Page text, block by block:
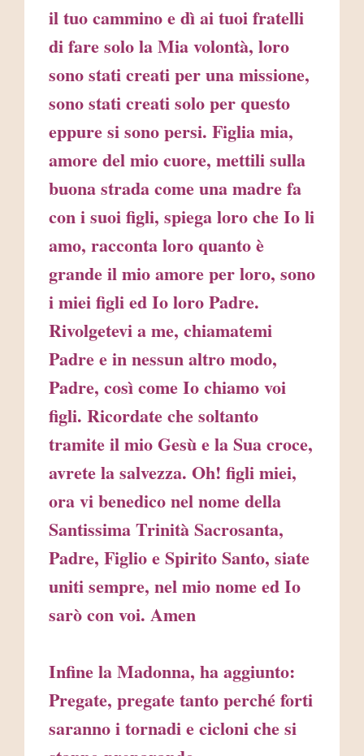
il tuo cammino e dì ai tuoi fratelli
di fare solo la Mia volontà, loro
sono stati creati per una missione,
sono stati creati solo per questo
eppure si sono persi. Figlia mia,
amore del mio cuore, mettili sulla
buona strada come una madre fa
con i suoi figli, spiega loro che Io li
amo, racconta loro quanto è
grande il mio amore per loro, sono
i miei figli ed Io loro Padre.
Rivolgetevi a me, chiamatemi
Padre e ​in​ nessun altro modo,
Padre, così come Io chiamo voi
figli. Ricordate che soltanto
tramite il mio Gesù e la Sua croce,
avrete la salvezza. Oh! figli miei,
ora vi benedico nel nome della
Santissima Trinità Sacrosanta,
Padre, Figlio e Spirito Santo, siate
uniti sempre, nel mio nome ed Io
sarò con voi. Amen
Infine la Madonna, ha aggiunto:
Pregate, pregate tanto perché forti
saranno i tornadi e cicloni che si